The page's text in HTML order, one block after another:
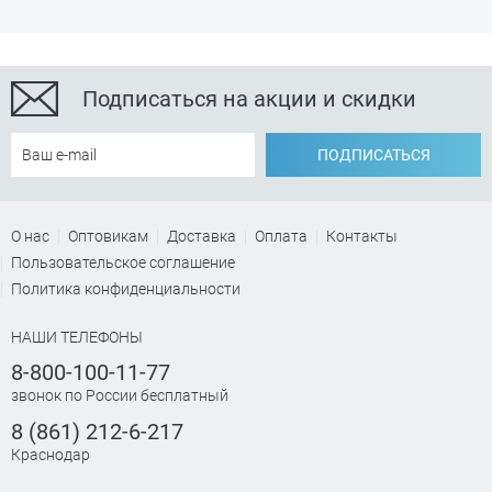
Подписаться на акции и скидки
ПОДПИСАТЬСЯ
О нас Оптовикам Доставка Оплата
Контакты
Пользовательское соглашение
Политика конфиденциальности
НАШИ ТЕЛЕФОНЫ
8-800-100-11-77
звонок по России бесплатный
8 (861) 212-6-217
Краснодар